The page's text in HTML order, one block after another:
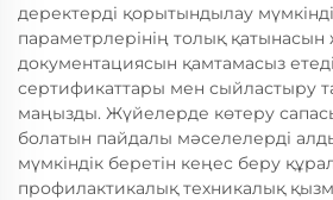
деректерді қорытындылау
параметрлерінің толық қатынасын
документациясын қамтамасыз
сертификаттары мен сыйластыру
маңызды. Жүйелерде көтеру
болатын пайдалы мәселелерді
мүмкіндік беретін кеңес беру
профилактикалық техникалық